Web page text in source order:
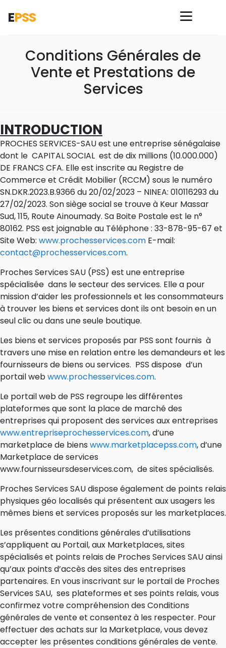
EPSS
Conditions Générales de
Vente et Prestations de
Services
INTRODUCTION
PROCHES SERVICES-SAU est une entreprise sénégalaise
dont le CAPITAL SOCIAL est de dix millions (10.000.000)
DE FRANCS CFA. Elle est inscrite au Registre de
Commerce et Crédit Mobilier (RCCM) sous le numéro
SN.DKR.2023.B.9366 du 20/02/2023 – NINEA: 010116293 du
27/02/2023. Son siège social se trouve à Keur Massar
Sud, 115, Route Ainoumady. Sa Boite Postale est le n°
80162. PSS est joignable au Téléphone : 33-878-95-67 et
Site Web: www.prochesservices.com E-mail:
contact@prochesservices.com.
Proches Services SAU (PSS) est une entreprise
spécialisée dans le secteur des services. Elle a pour
mission d’aider les professionnels et les consommateurs
à trouver les biens et services dont ils ont besoin en un
seul clic ou dans une seule boutique.
Les biens et services proposés par PSS sont fournis à
travers une mise en relation entre les demandeurs et les
fournisseurs de biens ou services. PSS dispose d’un
portail webwww.prochesservices.com.
Le portail web de PSS regroupe les différentes
plateformes que sont la place de marché des
entreprises qui proposent des services aux entreprises
www.entrepriseprochesservices.com, d’une
marketplace de biens www.marketplacepss.com, d’une
Marketplace de services
www.fournisseursdeservices.com, de sites spécialisés.
Proches Services SAU dispose également de points relais
physiques géo localisés qui présentent aux usagers les
mêmes biens et services proposés sur les marketplaces.
Les présentes conditions générales d’utilisations
s’appliquent au Portail, aux Marketplaces, sites
spécialisés et points relais de Proches Services SAU ainsi
qu’aux points d’accès des sites des entreprises
partenaires. En vous inscrivant sur le portail de Proches
Services SAU, ses plateformes et ses points relais, vous
confirmez votre compréhension des Conditions
générales de vente et consentez à les respecter. Pour
effectuer des achats sur la Marketplace, vous devez
accepter les présentes conditions générales de vente.